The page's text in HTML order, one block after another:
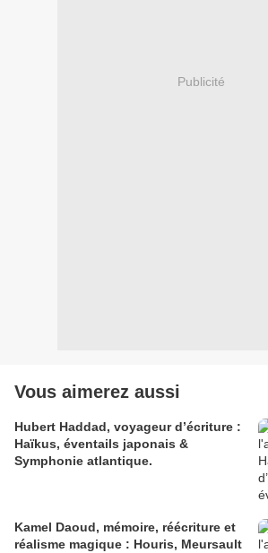
Publicité
Vous aimerez aussi
Hubert Haddad, voyageur d’écriture :
Haïkus, éventails japonais &
Symphonie atlantique.
Kamel Daoud, mémoire, réécriture et
réalisme magique : Houris, Meursault